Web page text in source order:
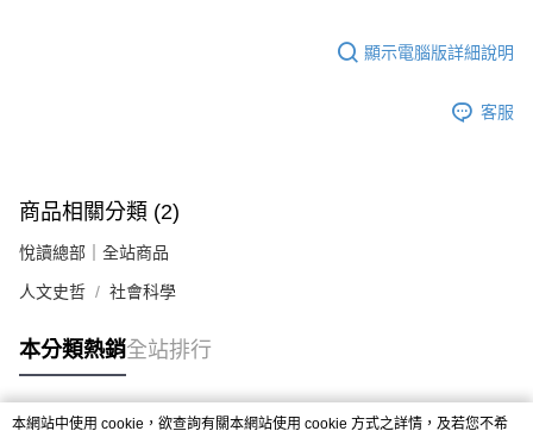
顯示電腦版詳細說明
客服
商品相關分類 (2)
悅讀總部｜全站商品
人文史哲 社會科學
本分類熱銷全站排行
本網站中使用 cookie，欲查詢有關本網站使用 cookie 方式之詳情，及若您不希